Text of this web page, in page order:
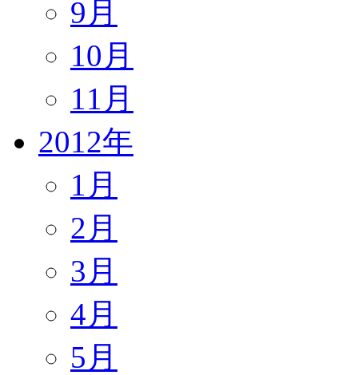
9月
10月
11月
2012年
1月
2月
3月
4月
5月